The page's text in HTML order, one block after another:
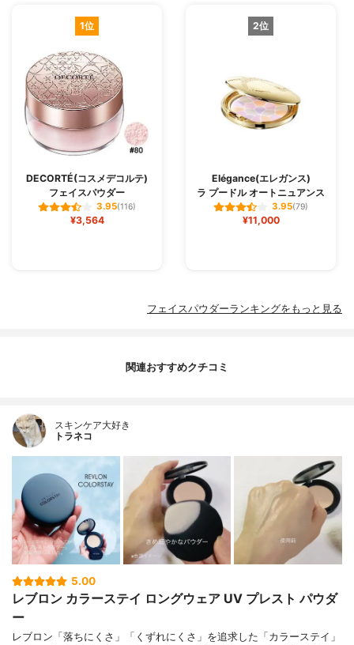
1位
DECORTÉ(コスメデコルテ)
フェイスパウダー
3.95(116)
¥3,564
2位
Elégance(エレガンス)
ラ プードル オートニュアンス
3.95(79)
¥11,000
フェイスパウダーランキングをもっと見る
関連おすすめクチコミ
スキンケア大好き
トラネコ
5.00
レブロン カラーステイ ロングウェア UV プレスト パウダ
ー
レブロン「落ちにくさ」「くずれにくさ」を追求した「カラーステイ」